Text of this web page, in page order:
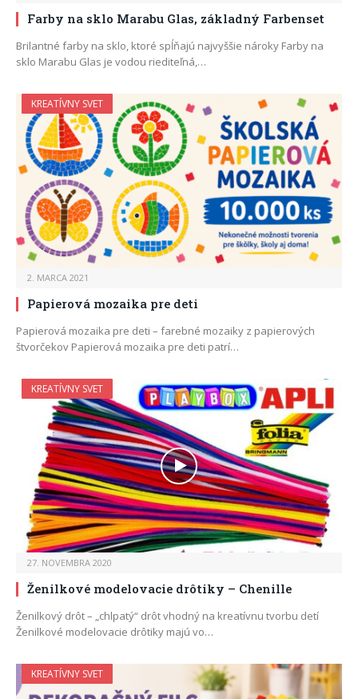
Farby na sklo Marabu Glas, základný Farbenset
Brilantné farby na sklo, ktoré spĺňajú najvyššie nároky Farby na
sklo Marabu Glas je vodou riediteľná,…
KREATÍVNY SVET
2. MARCA 2021
Papierová mozaika pre deti
Papierová mozaika pre deti – farebné mozaiky z papierových
štvorčekov Papierová mozaika pre deti patrí…
KREATÍVNY SVET
27. NOVEMBRA 2020
Ženilkové modelovacie drôtiky – Chenille
Ženilkový drôt – „chlpatý“ drôt vhodný na kreatívnu tvorbu detí
Ženilkové modelovacie drôtiky majú vo…
KREATÍVNY SVET